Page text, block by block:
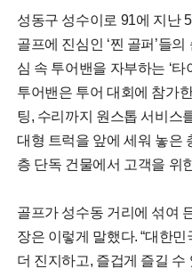
성동구 성수이로 91에 지난
골프에 진심인 ‘찐 골퍼’들
심 속 투어밴을 자부하는 ‘
투어밴은 투어 대회에 참가
팅, 수리까지 원스톱 서비스
대형 트럭을 앞에 세워 놓은
층 단독 건물에서 고객을 위
골프가 성수동 거리에 섞여
장은 이렇게 말했다. “대한
더 진지하고, 즐겁게 즐길